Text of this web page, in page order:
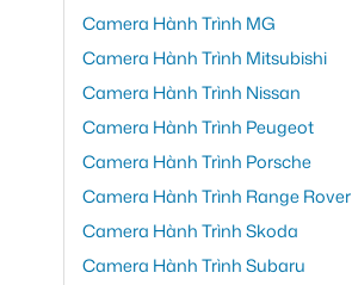
Camera Hành Trình MG
Camera Hành Trình Mitsubishi
Camera Hành Trình Nissan
Camera Hành Trình Peugeot
Camera Hành Trình Porsche
Camera Hành Trình Range Rover
Camera Hành Trình Skoda
Camera Hành Trình Subaru